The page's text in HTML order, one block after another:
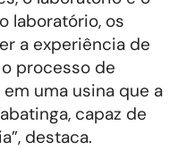
laboratório, os
a experiência de
processo de
uma usina que a
capaz de
destaca.